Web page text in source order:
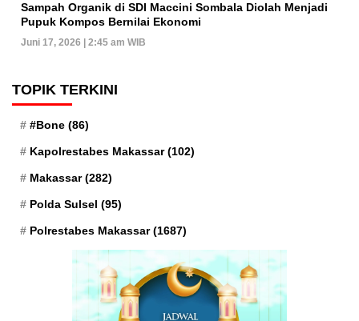
Sampah Organik di SDI Maccini Sombala Diolah Menjadi
Pupuk Kompos Bernilai Ekonomi
Juni 17, 2026 | 2:45 am WIB
TOPIK TERKINI
#Bone (86)
Kapolrestabes Makassar(102)
Makassar(282)
Polda Sulsel (95)
Polrestabes Makassar(1687)